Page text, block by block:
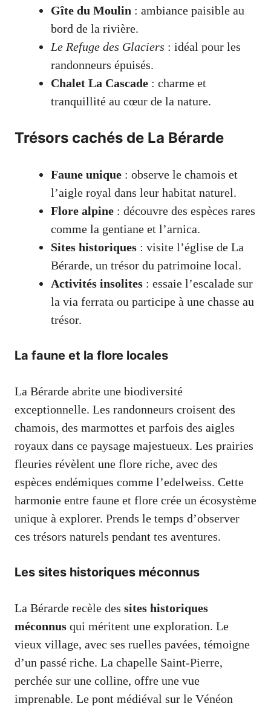
Gîte du Moulin : ambiance paisible au
bord de la rivière.
Le Refuge des Glaciers : idéal pour les
randonneurs épuisés.
Chalet La Cascade : charme et
tranquillité au cœur de la nature.
Trésors cachés de La Bérarde
Faune unique : observe le chamois et
l’aigle royal dans leur habitat naturel.
Flore alpine : découvre des espèces rares
comme la gentiane et l’arnica.
Sites historiques : visite l’église de La
Bérarde, un trésor du patrimoine local.
Activités insolites : essaie l’escalade sur
la via ferrata ou participe à une chasse au
trésor.
La faune et la flore locales
La Bérarde abrite une biodiversité
exceptionnelle. Les randonneurs croisent des
chamois, des marmottes et parfois des aigles
royaux dans ce paysage majestueux. Les prairies
fleuries révèlent une flore riche, avec des
espèces endémiques comme l’edelweiss. Cette
harmonie entre faune et flore crée un écosystème
unique à explorer. Prends le temps d’observer
ces trésors naturels pendant tes aventures.
Les sites historiques méconnus
La Bérarde recèle des sites historiques
méconnus qui méritent une exploration. Le
vieux village, avec ses ruelles pavées, témoigne
d’un passé riche. La chapelle Saint-Pierre,
perchée sur une colline, offre une vue
imprenable. Le pont médiéval sur le Vénéon